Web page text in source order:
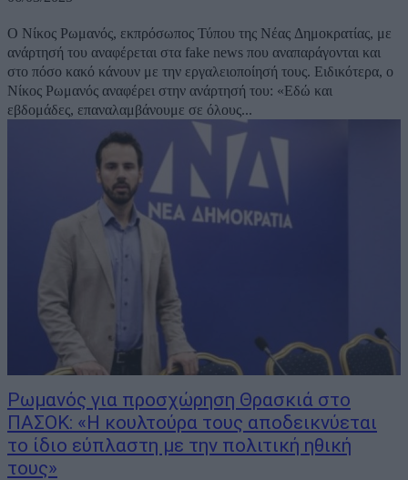
Ο Νίκος Ρωμανός, εκπρόσωπος Τύπου της Νέας Δημοκρατίας, με
ανάρτησή του αναφέρεται στα fake news που αναπαράγονται και
στο πόσο κακό κάνουν με την εργαλειοποίησή τους. Ειδικότερα, ο
Νίκος Ρωμανός αναφέρει στην ανάρτησή του: «Εδώ και
εβδομάδες, επαναλαμβάνουμε σε όλους...
Ρωμανός για προσχώρηση Θρασκιά στο
ΠΑΣΟΚ: «Η κουλτούρα τους αποδεικνύεται
το ίδιο εύπλαστη με την πολιτική ηθική
τους»